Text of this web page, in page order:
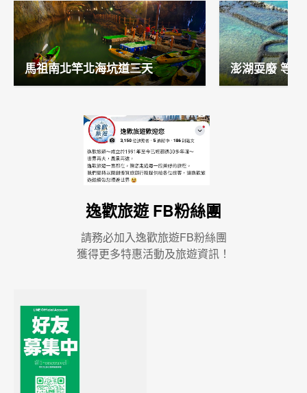
馬祖南北竿北海坑道三天 澎湖耍廢 等
逸歡旅遊 FB粉絲團
請務必加入逸歡旅遊FB粉絲團
獲得更多特惠活動及旅遊資訊！